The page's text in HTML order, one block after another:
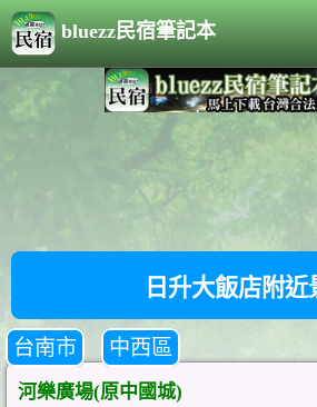
bluezz民宿筆記本
日升大飯店附近
台南市 中西區
河樂廣場(原中國城)